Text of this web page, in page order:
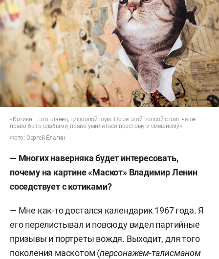
«Котики — это глянец, цифровой шум. Но за этой попсой стоит наше
право быть слабыми, право умиляться простому и смешному»
Фото: Сергей Елагин
— Многих наверняка будет интересовать,
почему на картине «Маскот» Владимир Ленин
соседствует с котиками?
— Мне как-то достался календарик 1967 года. Я
его перелистывал и повсюду видел партийные
призывы и портреты вождя. Выходит, для того
поколения маскотом (персонажем-талисманом